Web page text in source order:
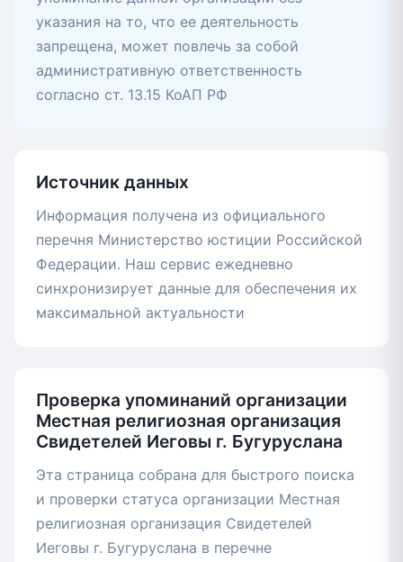
указания на то, что ее деятельность
запрещена, может повлечь за собой
административную ответственность
согласно ст. 13.15 КоАП РФ
Источник данных
Информация получена из официального
перечня Министерство юстиции Российской
Федерации. Наш сервис ежедневно
синхронизирует данные для обеспечения их
максимальной актуальности
Проверка упоминаний организации
Местная религиозная организация
Свидетелей Иеговы г. Бугуруслана
Эта страница собрана для быстрого поиска
и проверки статуса организации Местная
религиозная организация Свидетелей
Иеговы г. Бугуруслана в перечне